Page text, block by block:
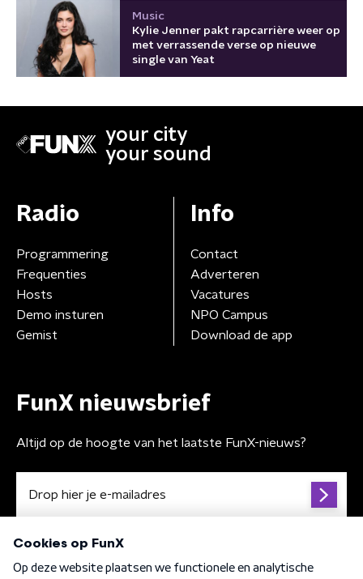
Music
Kylie Jenner pakt rapcarrière weer op
met verrassende verse op nieuwe
single van Yeat
your city
your sound
Radio
Programmering
Frequenties
Hosts
Demo insturen
Gemist
Info
Contact
Adverteren
Vacatures
NPO Campus
Download de app
FunX nieuwsbrief
Altijd op de hoogte van het laatste FunX-nieuws?